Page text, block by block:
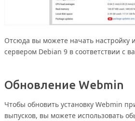
Отсюда вы можете начать настройку
сервером Debian 9 в соответствии с
Обновление Webmin
Чтобы обновить установку Webmin
выпусков, вы можете использовать